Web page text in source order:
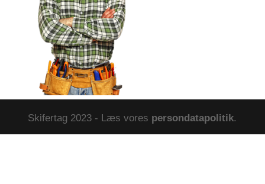
Skifertag 2023 - Læs vores persondatapolitik.